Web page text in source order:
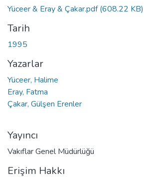
Yüceer & Eray & Çakar.pdf(608.22 KB)
Tarih
1995
Yazarlar
Yüceer, Halime
Eray, Fatma
Çakar, Gülşen Erenler
Yayıncı
Vakıflar Genel Müdürlüğü
Erişim Hakkı